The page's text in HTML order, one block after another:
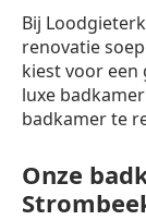
Bij
renovatie
kiest voor
luxe
badkamer te
Onze